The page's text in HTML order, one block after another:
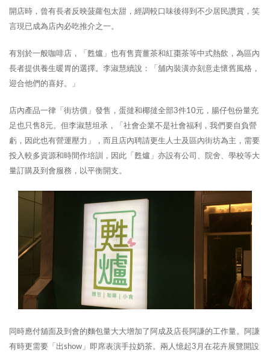
開店時，曾有長者反映菠蘿包太甜，經調較口味後得到不少居民讚賞，笑
言現已成為店內必吃推介之一。
有別於一般咖啡店，「甦爐」也有售賣薑茶和紅棗茶等中式熱飲，為區內
長者提供養生暖胃的選擇。李淑慧續說：「舖內裝潢亦刻意走懷舊風格，
迎合他們的喜好。」
店內產品一律「街坊價」發售，蛋撻和椰撻全部3件10元，腸仔包份量充
足也只售8元。但李淑慧坦承，「社會企業不是社會福利，我們要自負營
虧，因此也有營運壓力」，而且店內聘請更生人士及區內街坊為主，需要
投入較多資源和時間作培訓，因此「甦爐」亦設有公司、院舍、學校等大
量訂購及到會服務，以平衡開支。
同時應付舖面及到會的麵包量大大增加了阿成及店長阿謙的工作量。阿謙
有時更需要「出show」即席表演手拉奶茶。兩人憶起3月在花卉展覽開設